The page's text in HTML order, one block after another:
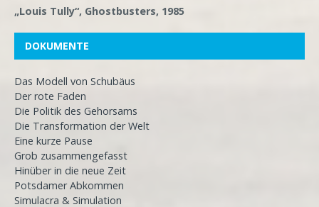
„Louis Tully“, Ghostbusters, 1985
DOKUMENTE
Das Modell von Schubäus
Der rote Faden
Die Politik des Gehorsams
Die Transformation der Welt
Eine kurze Pause
Grob zusammengefasst
Hinüber in die neue Zeit
Potsdamer Abkommen
Simulacra & Simulation